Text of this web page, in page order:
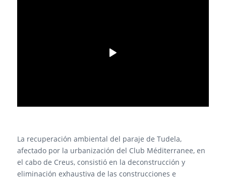
La recuperación ambiental del paraje de Tudela,
afectado por la urbanización del Club Méditerranee, en
el cabo de Creus, consistió en la deconstrucción y
eliminación exhaustiva de las construcciones e